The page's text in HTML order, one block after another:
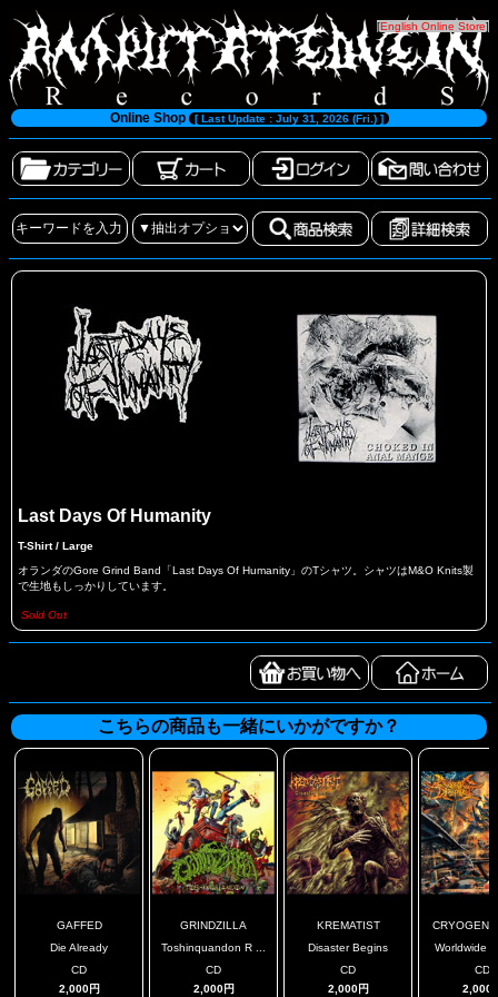
[English Online Store]
Online Shop [ Last Update : July 31, 2026 (Fri.) ]
Last Days Of Humanity
T-Shirt / Large
オランダのGore Grind Band「Last Days Of Humanity」のTシャツ。シャツはM&O Knits製
で生地もしっかりしています。
Sold Out
こちらの商品も一緒にいかがですか？
GAFFED
Die Already
CD
2,000円
GRINDZILLA
Toshinquandon R ...
CD
2,000円
KREMATIST
Disaster Begins
CD
2,000円
Worldwide
CD
2,000